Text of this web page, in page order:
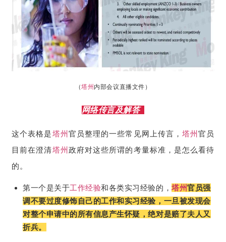
（塔州 内部会议直播文件）
网络传言及解答
这个表格是塔州 官员整理的一些常见网上传言，塔州官员
目前在澄清塔州 政府对这些所谓的考量标准，是怎么看待
的。
第一个是关于工作经验和各类实习经验的，塔州官员强
调不要过度修饰自己的工作和实习经验，一旦被发现会
对整个申请中的所有信息产生怀疑，绝对是赔了夫人又
折兵。